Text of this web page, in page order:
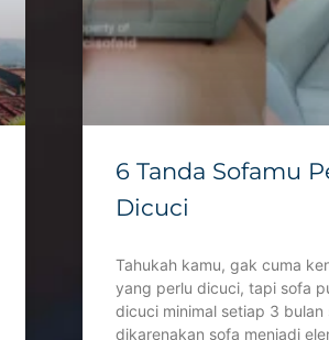
6 Tanda Sofamu
Dicuci
Tahukah kamu, gak cuma
yang perlu dicuci, tapi sofa
dicuci minimal setiap 3 bulan
dikarenakan sofa menjadi